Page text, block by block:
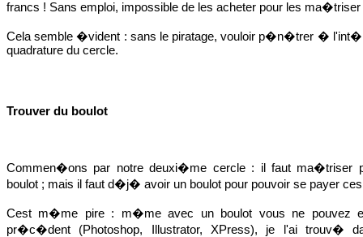
francs ! Sans emploi, impossible de les acheter pour les
Cela semble �vident : sans le piratage, vouloir p�n�trer �
quadrature du cercle.
Trouver du boulot
Commen�ons par notre deuxi�me cercle : il faut ma�triser
boulot ; mais il faut d�j� avoir un boulot pour pouvoir se payer
Cest m�me pire : m�me avec un boulot vous ne pouvez
pr�c�dent (Photoshop, Illustrator, XPress), je l'ai trouv�